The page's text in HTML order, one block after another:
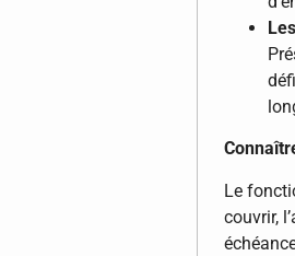
Le
couvrir,